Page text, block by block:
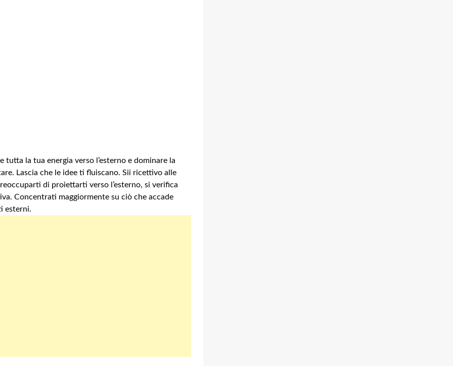
la tua energia verso l’esterno e dominare la
Lascia che le idee ti fluiscano. Sii ricettivo alle
di proiettarti verso l’esterno, si verifica
Concentrati maggiormente su ciò che accade
esterni.